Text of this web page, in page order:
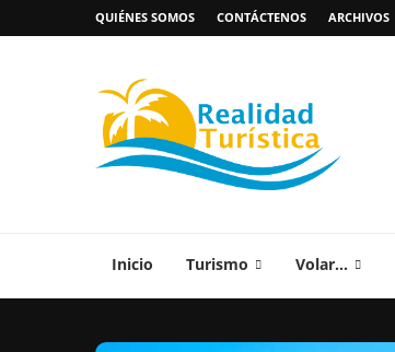
QUIÉNES SOMOS CONTÁCTENOS ARCHIVOS
Inicio Turismo Volar…